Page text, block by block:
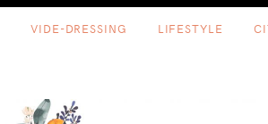
VIDE-DRESSING LIFESTYLE